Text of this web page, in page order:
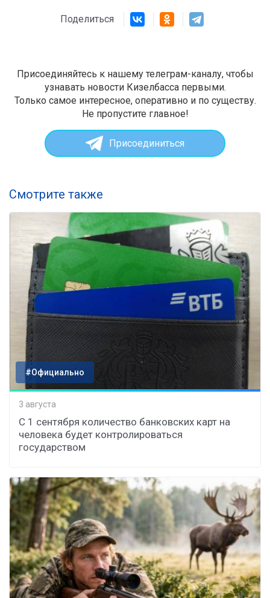
Поделиться
Присоединяйтесь к нашему телеграм-каналу, чтобы
узнавать новости Кизелбасса первыми.
Только самое интересное, оперативно и по существу.
Не пропустите главное!
Присоединиться
Смотрите также
#Официально
3 августа
С 1 сентября количество банковских карт на
человека будет контролироваться
государством